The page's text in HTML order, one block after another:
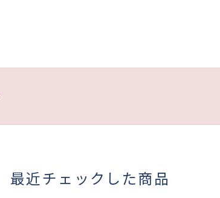
最近チェックした商品